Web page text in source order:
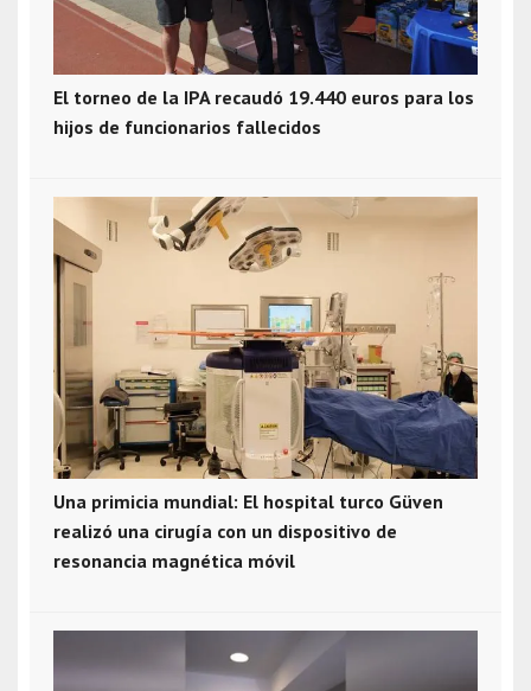
El torneo de la IPA recaudó 19.440 euros para los
hijos de funcionarios fallecidos
Una primicia mundial: El hospital turco Güven
realizó una cirugía con un dispositivo de
resonancia magnética móvil